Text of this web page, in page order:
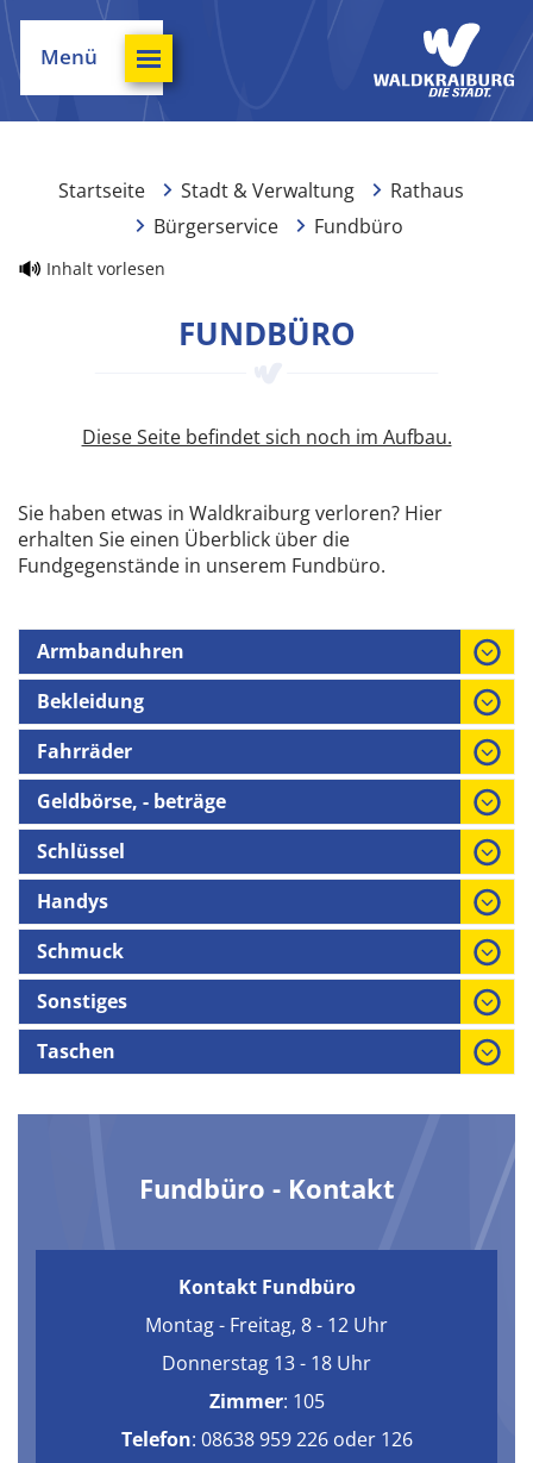
Menü
Startseite Stadt & Verwaltung
Rathaus
Bürgerservice
Fundbüro
Inhalt vorlesen
FUNDBÜRO
Diese Seite befindet sich noch im Aufbau.
Sie haben etwas in Waldkraiburg verloren? Hier
erhalten Sie einen Überblick über die
Fundgegenstände in unserem Fundbüro.
Armbanduhren
Bekleidung
Fahrräder
Geldbörse, - beträge
Schlüssel
Handys
Schmuck
Sonstiges
Taschen
Fundbüro - Kontakt
Kontakt Fundbüro
Montag - Freitag, 8 - 12 Uhr
Donnerstag 13 - 18 Uhr
Zimmer: 105
Telefon: 08638 959 226 oder 126